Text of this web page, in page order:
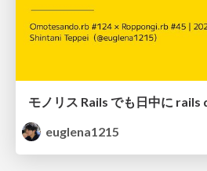
euglena1215